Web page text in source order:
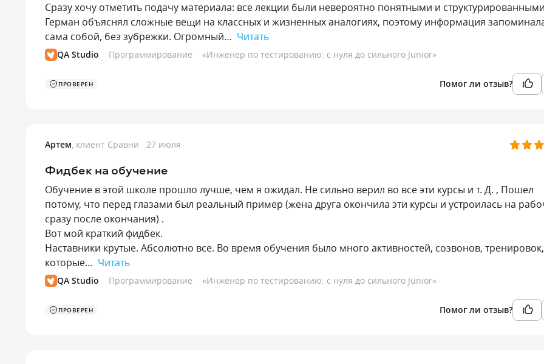
Сразу хочу отметить подачу материала: все лекции были невероятно понятными и
Герман объяснял сложные вещи на классных и жизненных аналогиях, поэтому информация
сама собой, без зубрежки. Огромный… Читать
QA Studio Программирование «Инженер по тестированию: с нуля до сильного Junior»
ПРОВЕРЕН Помог ли отзыв?
Артем, клиент Сравни 27 июля
Фидбек на обучение
Обучение в этой школе прошло лучше, чем я ожидал. Не сильно верил во все эти курсы и т. Д. , Пошел
потому, что перед глазами был реальный пример (жена друга окончила эти курсы и устроилась на
сразу после окончания) .
Вот мой краткий фидбек.
Наставники крутые. Абсолютно все. Во время обучения было много активностей, созвонов, тренировок,
которые… Читать
QA Studio Программирование «Инженер по тестированию: с нуля до сильного Junior»
ПРОВЕРЕН Помог ли отзыв?